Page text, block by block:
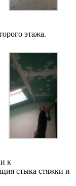
этажа.
к
стыка стяжки и